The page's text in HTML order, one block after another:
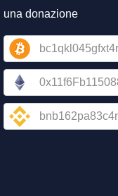
una donazione